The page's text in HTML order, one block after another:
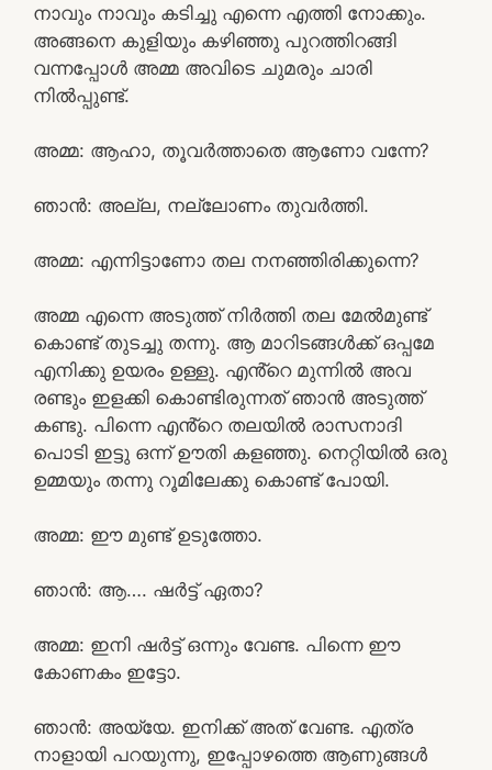
നാവും നാവും കടിച്ചു എന്നെ എത്തി നോക്കും.
അങ്ങനെ കുളിയും കഴിഞ്ഞു പുറത്തിറങ്ങി
വന്നപ്പോൾ അമ്മ അവിടെ ചുമരും ചാരി
നിൽപ്പുണ്ട്.
അമ്മ: ആഹാ, തൂവർത്താതെ ആണോ വന്നേ?
ഞാൻ: അല്ല, നല്ലോണം തുവർത്തി.
അമ്മ: എന്നിട്ടാണോ തല നനഞ്ഞിരിക്കുന്നെ?
അമ്മ എന്നെ അടുത്ത് നിർത്തി തല മേൽമുണ്ട്
കൊണ്ട് തുടച്ചു തന്നു. ആ മാറിടങ്ങൾക്ക് ഒപ്പമേ
എനിക്കു ഉയരം ഉള്ളു. എൻ്റെ മുന്നിൽ അവ
രണ്ടും ഇളക്കി കൊണ്ടിരുന്നത് ഞാൻ അടുത്ത്
കണ്ടു. പിന്നെ എൻ്റെ തലയിൽ രാസനാദി
പൊടി ഇട്ടു ഒന്ന് ഊതി കളഞ്ഞു. നെറ്റിയിൽ ഒരു
ഉമ്മയും തന്നു റൂമിലേക്കു കൊണ്ട് പോയി.
അമ്മ: ഈ മുണ്ട് ഉടുത്തോ.
ഞാൻ: ആ…. ഷർട്ട്‌ ഏതാ?
അമ്മ: ഇനി ഷർട്ട്‌ ഒന്നും വേണ്ട. പിന്നെ ഈ
കോണകം ഇട്ടോ.
ഞാൻ: അയ്യേ. ഇനിക്ക് അത് വേണ്ട. എത്ര
നാളായി പറയുന്നു, ഇപ്പോഴത്തെ ആണുങ്ങൾ